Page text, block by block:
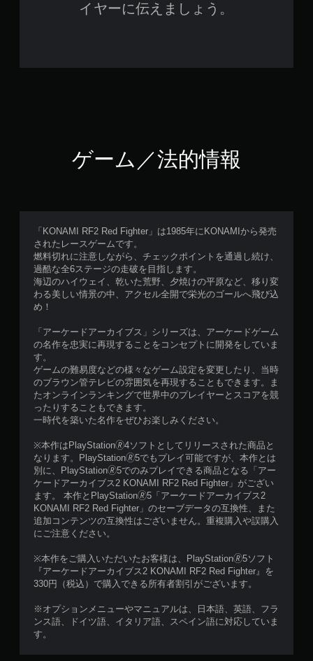
イヤーに伝えましょう。
ゲーム／法的情報
「KONAMI RF2 Red Fighter」は1985年にKONAMIから発売
されたレースゲームです。
燃料切れに注意しながら、チェックポイントを通過し続け、
過酷な全6ステージの走破を目指します。
海辺のハイウェイ、乾いた荒野、夕焼けの平原など、移り変
わる美しい情景の中、アクセル全開で栄光のゴールへ飛び込
め！
「アーケードアーカイブス」シリーズは、アーケードゲーム
の名作を忠実に再現することをコンセプトに開発をしていま
す。
ゲームの難易度などの様々なゲーム設定を変更したり、当時
のブラウン管テレビの雰囲気を再現することもできます。ま
たオンラインランキングで世界中のプレイヤーとスコアを競
ったりすることもできます。
一時代を築いた名作をぜひお楽しみください。
※本作はPlayStation🄬4ソフトとしてリリースされた商品と
なります。PlayStation🄬5でもプレイ可能ですが、本作とは
別に、PlayStation🄬5でのみプレイできる商品となる「アー
ケードアーカイブス2 KONAMI RF2 Red Fighter」がござい
ます。 本作とPlayStation🄬5「アーケードアーカイブス2
KONAMI RF2 Red Fighter」のセーブデータの互換性、また
追加コンテンツの互換性はございません。重複購入や誤購入
にご注意ください。
※本作をご購入いただいたお客様は、PlayStation🄬5ソフト
『アーケードアーカイブス2 KONAMI RF2 Red Fighter』を
330円（税込）で購入できる所有者割引がございます。
※オプションメニューやマニュアルは、日本語、英語、フラ
ンス語、ドイツ語、イタリア語、スペイン語に対応していま
す。